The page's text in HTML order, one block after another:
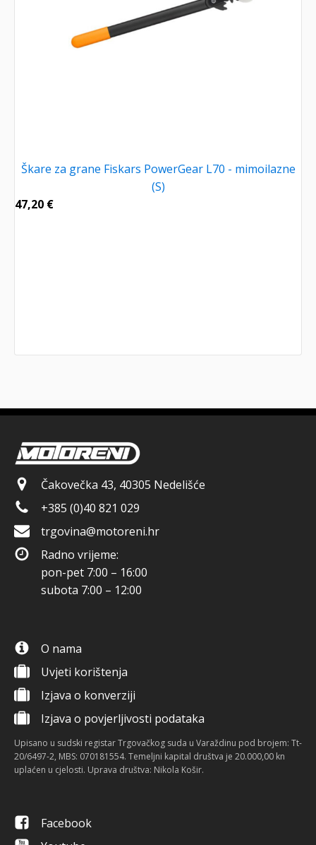
Škare za grane Fiskars PowerGear L70 - mimoilazne
(S)
47,20 €
Čakovečka 43, 40305 Nedelišće
+385 (0)40 821 029
trgovina@motoreni.hr
Radno vrijeme:
pon-pet 7:00 – 16:00
subota 7:00 – 12:00
O nama
Uvjeti korištenja
Izjava o konverziji
Izjava o povjerljivosti podataka
Upisano u sudski registar Trgovačkog suda u Varaždinu pod brojem: Tt-
20/6497-2, MBS: 070181554. Temeljni kapital društva je 20.000,00 kn
uplaćen u cjelosti. Uprava društva: Nikola Košir.
Facebook